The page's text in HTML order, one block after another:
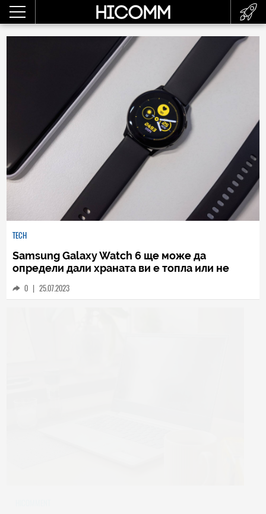
TECH
Samsung Galaxy Watch 6 ще може да
определи дали храната ви е топла или не
0 25.07.2023